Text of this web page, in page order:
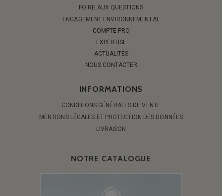
FOIRE AUX QUESTIONS
ENGAGEMENT ENVIRONNEMENTAL
COMPTE PRO
EXPERTISE
ACTUALITÉS
NOUS CONTACTER
INFORMATIONS
CONDITIONS GÉNÉRALES DE VENTE
MENTIONS LÉGALES ET PROTECTION DES DONNÉES
LIVRAISON
NOTRE CATALOGUE